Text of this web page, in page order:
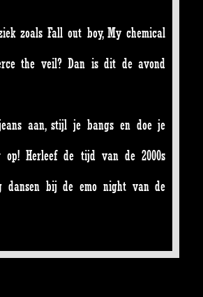
zoals Fall out boy, My chemical
the veil? Dan is dit de avond
aan, stijl je bangs en doe je
op! Herleef de tijd van de 2000s
dansen bij de emo night van de